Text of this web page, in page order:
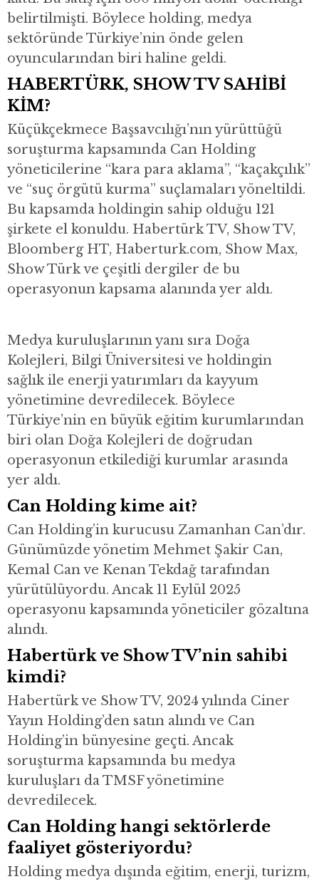
belirtilmişti. Böylece holding, medya
sektöründe Türkiye’nin önde gelen
oyuncularından biri haline geldi.
HABERTÜRK, SHOW TV SAHİBİ
KİM?
Küçükçekmece Başsavcılığı’nın yürüttüğü
soruşturma kapsamında Can Holding
yöneticilerine “kara para aklama”, “kaçakçılık”
ve “suç örgütü kurma” suçlamaları yöneltildi.
Bu kapsamda holdingin sahip olduğu 121
şirkete el konuldu. Habertürk TV, Show TV,
Bloomberg HT, Haberturk.com, Show Max,
Show Türk ve çeşitli dergiler de bu
operasyonun kapsama alanında yer aldı.
Medya kuruluşlarının yanı sıra Doğa
Kolejleri, Bilgi Üniversitesi ve holdingin
sağlık ile enerji yatırımları da kayyum
yönetimine devredilecek. Böylece
Türkiye’nin en büyük eğitim kurumlarından
biri olan Doğa Kolejleri de doğrudan
operasyonun etkilediği kurumlar arasında
yer aldı.
Can Holding kime ait?
Can Holding’in kurucusu Zamanhan Can’dır.
Günümüzde yönetim Mehmet Şakir Can,
Kemal Can ve Kenan Tekdağ tarafından
yürütülüyordu. Ancak 11 Eylül 2025
operasyonu kapsamında yöneticiler gözaltına
alındı.
Habertürk ve Show TV’nin sahibi
kimdi?
Habertürk ve Show TV, 2024 yılında Ciner
Yayın Holding’den satın alındı ve Can
Holding’in bünyesine geçti. Ancak
soruşturma kapsamında bu medya
kuruluşları da TMSF yönetimine
devredilecek.
Can Holding hangi sektörlerde
faaliyet gösteriyordu?
Holding medya dışında eğitim, enerji, turizm,